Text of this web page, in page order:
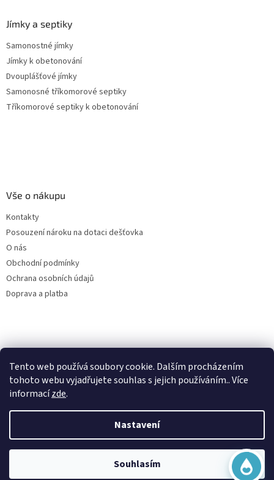
Tento web používá soubory cookie. Dalším procházením
tohoto webu vyjadřujete souhlas s jejich používáním.. Více
informacízde.
Nastavení
Souhlasím
Jímky a septiky
Samonostné jímky
Jímky k obetonování
Dvouplášťové jímky
Samonosné tříkomorové septiky
Tříkomorové septiky k obetonování
Vše o nákupu
Kontakty
Posouzení nároku na dotaci dešťovka
O nás
Obchodní podmínky
Ochrana osobních údajů
Doprava a platba
Filtry dešťové vody
Vytvořil Shoptet
Česká nádrž. Všechna práva vyhrazena.
Online
Začít konverzaci